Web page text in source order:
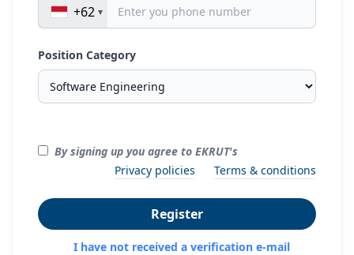
+62
Position Category
By signing up you agree to EKRUT's
Privacy policies
Terms & conditions
Register
I have not received a verification e-mail